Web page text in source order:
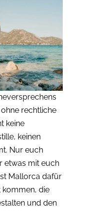
rechtliche
keine
keinen
Nur euch
etwas mit euch
Mallorca dafür
kommen, die
und den